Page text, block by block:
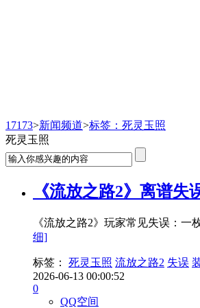
17173>新闻频道>标签：死灵玉照
死灵玉照
《流放之路2》离谱
《流放之路2》玩家常见失误：
细]
标签： 死灵玉照 流放之路2 失误
2026-06-13 00:00:52
0
QQ空间